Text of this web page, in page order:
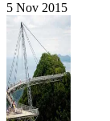
5 Nov 2015